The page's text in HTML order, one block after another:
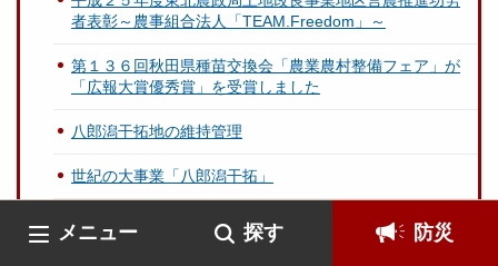
メニュー 探す 防災
者表彰～農事組合法人「TEAM.Freedom」～
第１３６回秋田県種苗交換会「農業農村整備フェア」が
「広報大賞優秀賞」を受賞しました
八郎潟干拓地の維持管理
世紀の大事業「八郎潟干拓」
みやぎの農業農村復旧復興報告会を開催しました